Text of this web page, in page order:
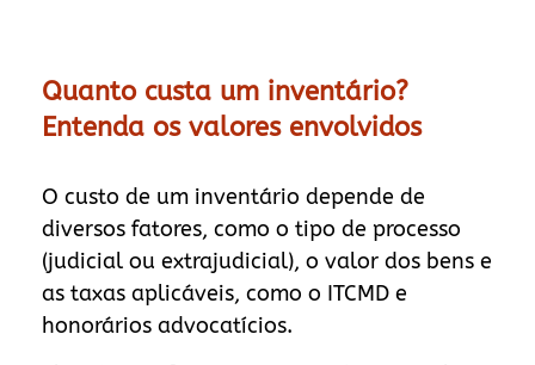
Quanto custa um inventário?
Entenda os valores envolvidos
O custo de um inventário depende de
diversos fatores, como o tipo de processo
(judicial ou extrajudicial), o valor dos bens e
as taxas aplicáveis, como o ITCMD e
honorários advocatícios.